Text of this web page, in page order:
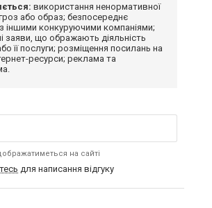
використання ненормативної
або образ; безпосереднє
іншими конкуруючими компаніями;
заяви, що ображають діяльність
її послуги; розміщення посилань на
ресурси; реклама та
на сайті
для написання відгуку